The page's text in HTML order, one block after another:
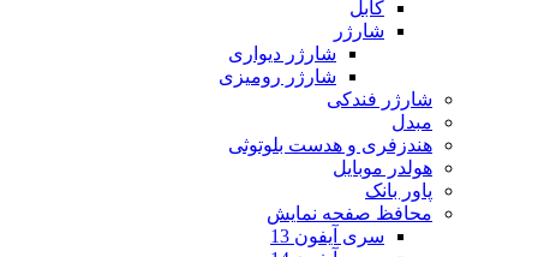
کابل
شارژر
شارژر دیواری
شارژر رومیزی
شارژر فندکی
مبدل
هندزفری و هدست بلوتوثی
هولدر موبایل
پاور بانک
محافظ صفحه نمایش
سری آیفون 13